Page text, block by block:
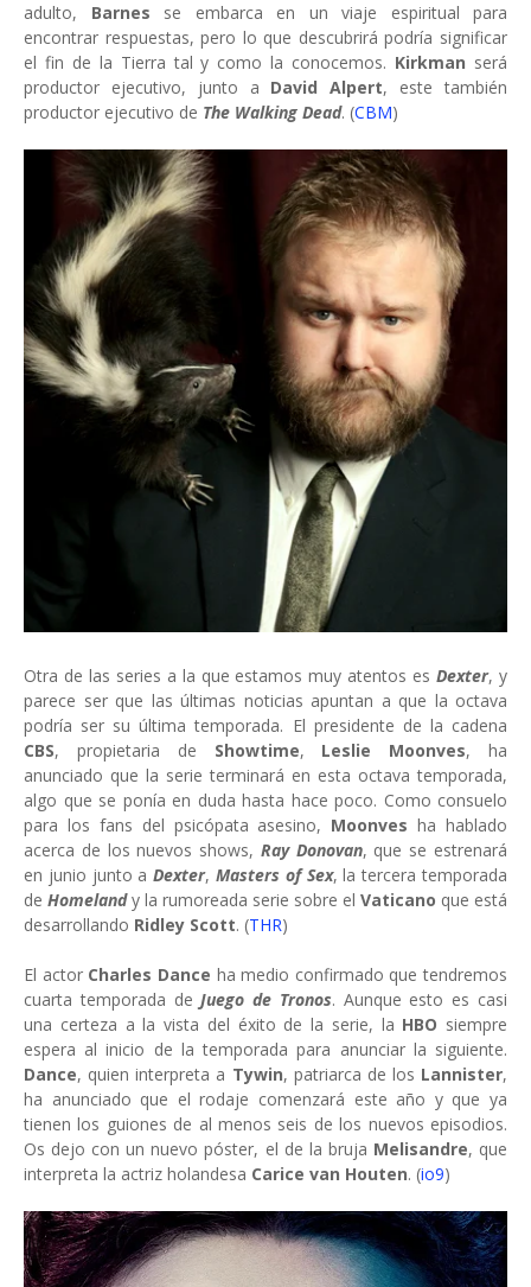
adulto, Barnes se embarca en un viaje espiritual para
encontrar respuestas, pero lo que descubrirá podría significar
el fin de la Tierra tal y como la conocemos. Kirkman será
productor ejecutivo, junto a David Alpert, este también
productor ejecutivo de The Walking Dead. (CBM)
Otra de las series a la que estamos muy atentos esDexter, y
parece ser que las últimas noticias apuntan a que la octava
podría ser su última temporada. El presidente de la cadena
CBS, propietaria de Showtime, Leslie Moonves, ha
anunciado que la serie terminará en esta octava temporada,
algo que se ponía en duda hasta hace poco. Como consuelo
para los fans del psicópata asesino, Moonvesha hablado
acerca de los nuevos shows, Ray Donovan, que se estrenará
en junio junto aDexter,Masters of Sex, la tercera temporada
de Homelandy la rumoreada serie sobre el Vaticano que está
desarrollando Ridley Scott. (THR)
El actor Charles Dance ha medio confirmado que tendremos
cuarta temporada deJuego de Tronos. Aunque esto es casi
una certeza a la vista del éxito de la serie, la HBO siempre
espera al inicio de la temporada para anunciar la siguiente.
Dance, quien interpreta a Tywin, patriarca de los Lannister,
ha anunciado que el rodaje comenzará este año y que ya
tienen los guiones de al menos seis de los nuevos episodios.
Os dejo con un nuevo póster, el de la bruja Melisandre, que
interpreta la actriz holandesa Carice van Houten. (io9)